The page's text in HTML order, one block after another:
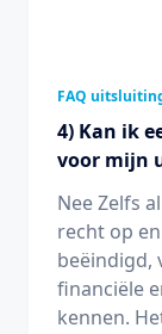
FAQ
4) Kan ik
voor mijn
Nee Zelfs
recht op
beëindigd,
financiële
kennen.